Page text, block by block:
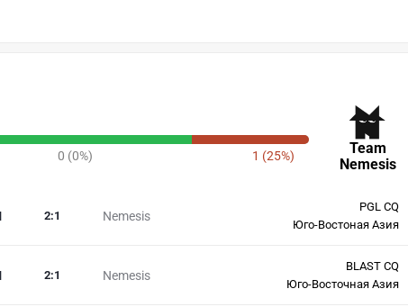
Team
Nemesis
0 (0%) 1 (25%)
Nemesis
2:1
PGL CQ
Юго-Востоная Азия
Nemesis
2:1
BLAST CQ
Юго-Восточная Азия